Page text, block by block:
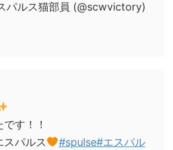
パルス猫部員 (@scwvictory)
す！！
スパルス
#spulse#エスパル